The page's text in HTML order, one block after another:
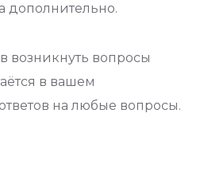
дополнительно.
возникнуть вопросы
в вашем
на любые вопросы.